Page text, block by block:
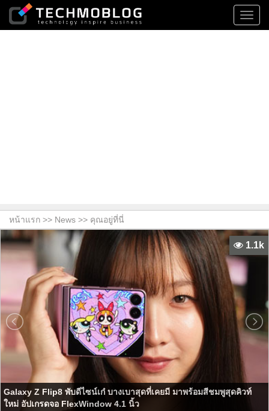
หน้าแรก >> News >> คุณอยู่ที่นี่
Galaxy Z Flip8 พับดีไซน์เก๋ บางเบาสุดที่เคยมี มาพร้อมสีชมพูสุดคิวท์
ใหม่ อัปเกรดจอ FlexWindow 4.1 นิ้ว
1.1k